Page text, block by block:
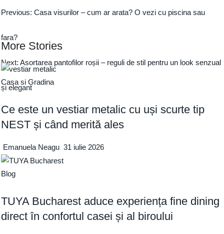
Previous:Casa visurilor – cum ar arata? O vezi cu piscina sau
fara?
Next:Asortarea pantofilor roșii – reguli de stil pentru un look senzual
și elegant
More Stories
Casa si Gradina
Ce este un vestiar metalic cu uși scurte tip
NEST și când merită ales
Emanuela Neagu 31 iulie 2026
Blog
TUYA Bucharest aduce experiența fine dining
direct în confortul casei și al biroului